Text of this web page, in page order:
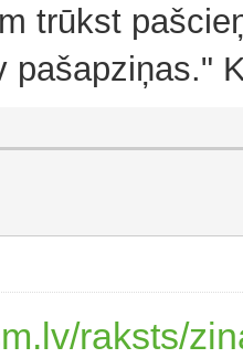
trūkst
pašapziņas."
raksts/